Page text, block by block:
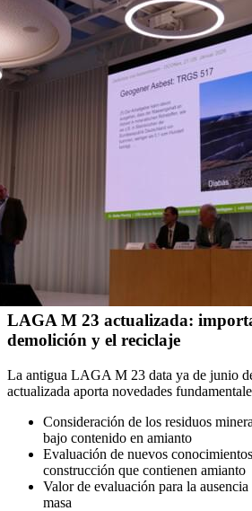
LAGA M 23 actualizada:
demolición y el reciclaje
La antigua LAGA M 23 data ya de junio
actualizada aporta novedades
Consideración de los residuos
bajo contenido en amianto
Evaluación de nuevos
construcción que contienen amianto
Valor de evaluación para la
masa